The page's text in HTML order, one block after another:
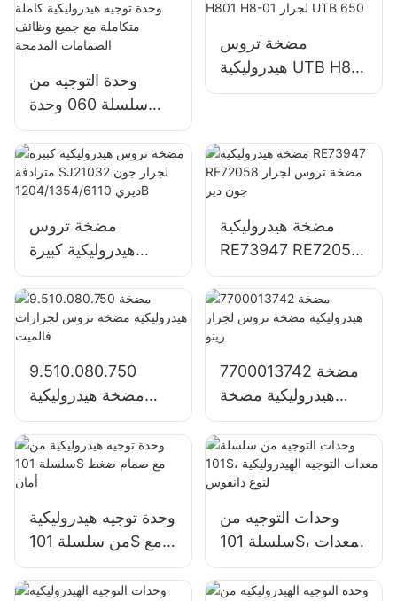
وحدة التوجيه من
سلسلة 060 وحدة
توجيه هيدروليكية كاملة
متكاملة مع جميع
وظائف الصمامات
المدمجة
مضخة تروس
هيدروليكية UTB H801
H8-01 لجرار UTB
مضخة تروس
هيدروليكية كبيرة
مترادفة SJ21032
لجرار جون ديري
1204/1354/6110B
مضخة هيدروليكية
RE73947 RE72058
مضخة تروس لجرار
جون دير
9.510.080.750
مضخة هيدروليكية
مضخة تروس لجرارات
فالميت
7700013742 مضخة
هيدروليكية مضخة
تروس لجرار رينو
وحدة توجيه هيدروليكية
من سلسلة 101S مع
صمام ضغط أمان
وحدات التوجيه من
سلسلة 101S، معدات
التوجيه الهيدروليكية
لنوع دانفوس